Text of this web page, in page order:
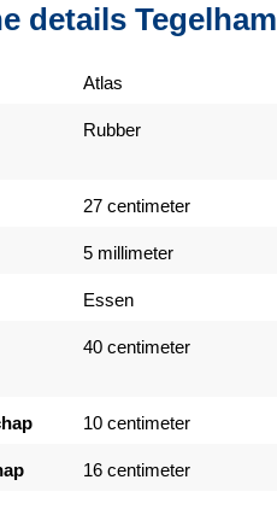
details
Atlas
Rubber
27 centimeter
5 millimeter
Essen
40 centimeter
10 centimeter
16 centimeter